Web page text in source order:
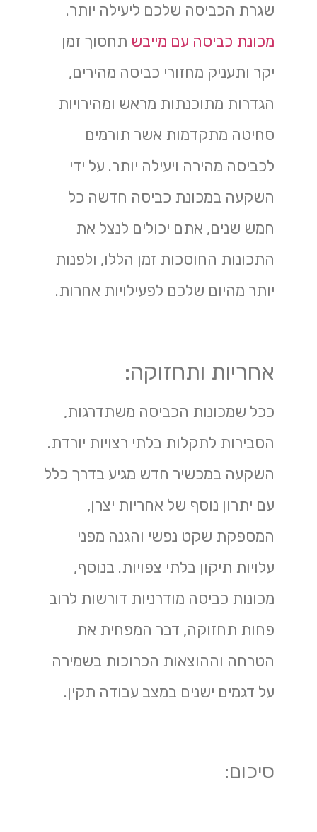
שגרת הכביסה שלכם ליעילה יותר.
מכונת כביסה עם מייבש תחסוך זמן
יקר ותעניק מחזורי כביסה מהירים,
הגדרות מתוכנתות מראש ומהירויות
סחיטה מתקדמות אשר תורמים
לכביסה מהירה ויעילה יותר. על ידי
השקעה במכונת כביסה חדשה כל
חמש שנים, אתם יכולים לנצל את
התכונות החוסכות זמן הללו, ולפנות
יותר מהיום שלכם לפעילויות אחרות.
אחריות ותחזוקה:
ככל שמכונות הכביסה משתדרגות,
הסבירות לתקלות בלתי רצויות יורדת.
השקעה במכשיר חדש מגיע בדרך כלל
עם יתרון נוסף של אחריות יצרן,
המספקת שקט נפשי והגנה מפני
עלויות תיקון בלתי צפויות. בנוסף,
מכונות כביסה מודרניות דורשות לרוב
פחות תחזוקה, דבר המפחית את
הטרחה וההוצאות הכרוכות בשמירה
על דגמים ישנים במצב עבודה תקין.
סיכום: